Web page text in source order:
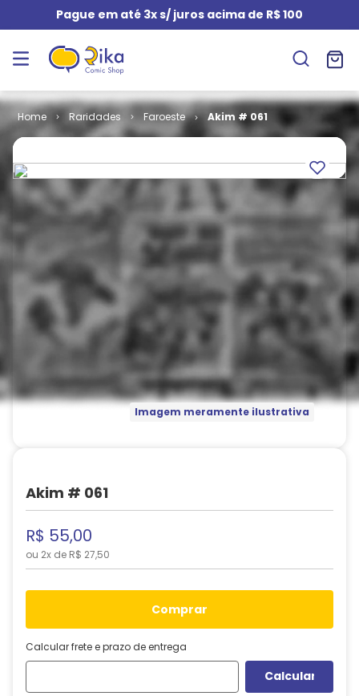
Pague em até 3x s/ juros acima de R$ 100
Raridades Faroeste Akim # 061
Imagem meramente ilustrativa
Akim # 061
R$ 55,00
ou 2x de R$ 27,50
comprar
Calcular frete e prazo de entrega